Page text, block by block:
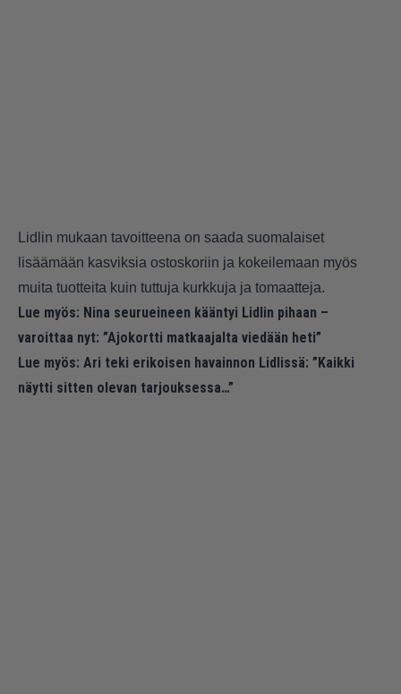
Lidlin mukaan tavoitteena on saada suomalaiset
lisäämään kasviksia ostoskoriin ja kokeilemaan myös
muita tuotteita kuin tuttuja kurkkuja ja tomaatteja.
Lue myös: Nina seurueineen kääntyi Lidlin pihaan –
varoittaa nyt: ”Ajokortti matkaajalta viedään heti”
Lue myös: Ari teki erikoisen havainnon Lidlissä: ”Kaikki
näytti sitten olevan tarjouksessa…”